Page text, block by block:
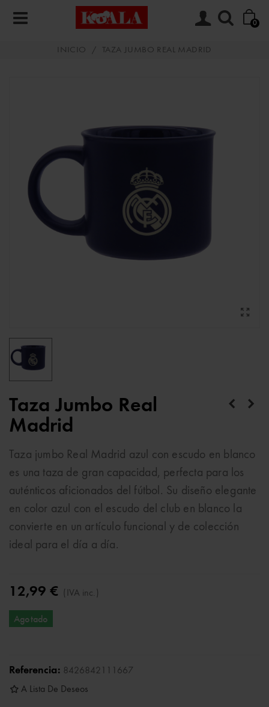
0
INICIO / TAZA JUMBO REAL MADRID
Taza Jumbo Real
Madrid
Taza jumbo Real Madrid azul con escudo en blanco
es una taza de gran capacidad, perfecta para los
auténticos aficionados del fútbol. Su diseño elegante
en color azul con el escudo del club en blanco la
convierte en un artículo funcional y de colección
ideal para el día a día.
12,99 € (IVA inc.)
Agotado
Referencia: 8426842111667
A Lista De Deseos